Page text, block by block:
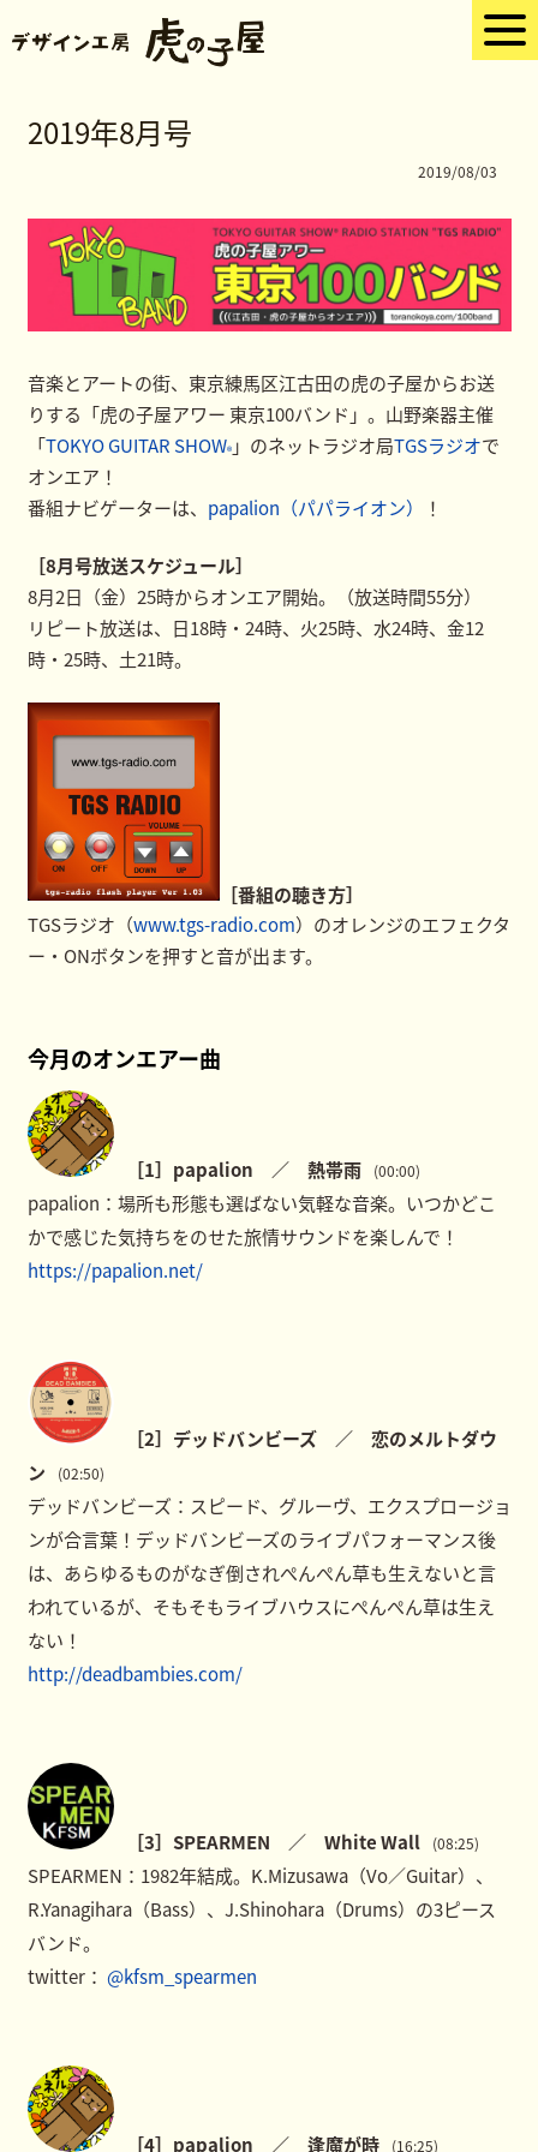
2019年8月号
2019/08/03
音楽とアートの街、東京練馬区江古田の虎の子屋からお送
りする「虎の子屋アワー 東京100バンド」。山野楽器主催
「TOKYO GUITAR SHOW®」のネットラジオ局TGSラジオで
オンエア！
番組ナビゲーターは、 papalion（パパライオン） ！
［8月号放送スケジュール］
8月2日（金）25時からオンエア開始。（放送時間55分）
リピート放送は、日18時・24時、火25時、水24時、金12
時・25時、土21時。
［番組の聴き方］
TGSラジオ（www.tgs-radio.com）のオレンジのエフェクタ
ー・ONボタンを押すと音が出ます。
今月のオンエアー曲
［1］papalion ／ 熱帯雨 (00:00)
papalion：場所も形態も選ばない気軽な音楽。いつかどこ
かで感じた気持ちをのせた旅情サウンドを楽しんで！
https://papalion.net/
［2］デッドバンビーズ ／ 恋のメルトダウ
ン
(02:50)
デッドバンビーズ：スピード、グルーヴ、エクスプロージョ
ンが合言葉！デッドバンビーズのライブパフォーマンス後
は、あらゆるものがなぎ倒されぺんぺん草も生えないと言
われているが、そもそもライブハウスにぺんぺん草は生え
ない！
http://deadbambies.com/
［3］SPEARMEN ／ White Wall (08:25)
SPEARMEN：1982年結成。K.Mizusawa（Vo／Guitar）、
R.Yanagihara（Bass）、J.Shinohara（Drums）の3ピース
バンド。
twitter： @kfsm_spearmen
［4］papalion ／ 逢魔が時 (16:25)